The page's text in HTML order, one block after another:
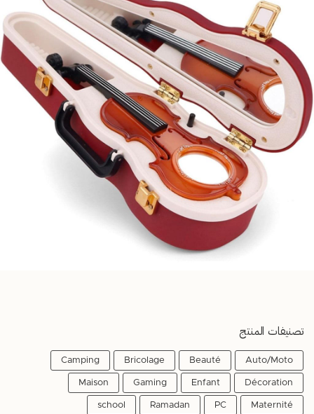
تصنيفات المنتج
Auto/Moto
Beauté
Bricolage
Camping
Décoration
Enfant
Gaming
Maison
Maternité
PC
Ramadan
school